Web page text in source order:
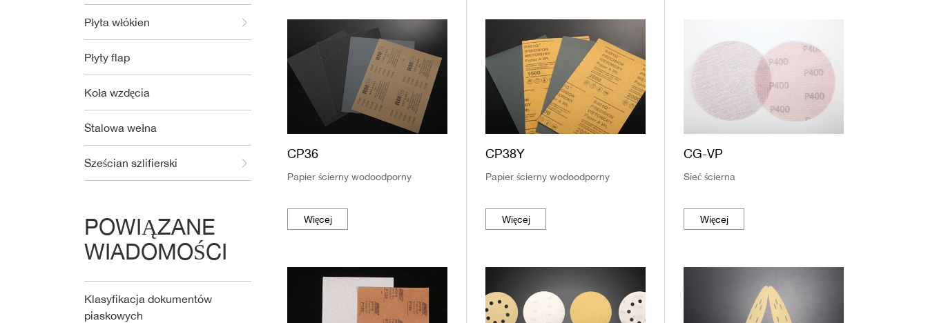
Płyta włókien
Płyty flap
Koła wzdęcia
Stalowa wełna
Sześcian szlifierski
POWIĄZANE
WIADOMOŚCI
Klasyfikacja dokumentów
piaskowych
CP36
Papier ścierny wodoodporny
Więcej
CP38Y
Papier ścierny wodoodporny
Więcej
CG-VP
Sieć ścierna
Więcej